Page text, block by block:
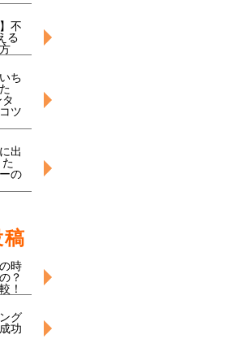
不
る
ち
ツ
出
の
時
？
！
グ
功